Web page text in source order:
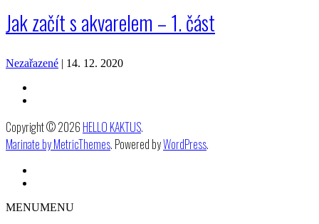
Jak začít s akvarelem – 1. část
Nezařazené | 14. 12. 2020
Copyright © 2026 HELLO KAKTUS.
Marinate by MetricThemes. Powered byWordPress.
MENUMENU